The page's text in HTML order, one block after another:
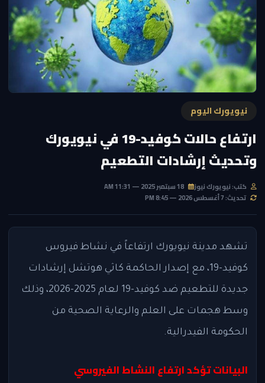
نيويورك اليوم
ارتفاع حالات كوفيد-19 في نيويورك
وتحديث إرشادات التطعيم
كتب: نيويورك نيوز
تحديث: 7 أغسطس 2026 — 8:45 PM
تشهد مدينة نيويورك ارتفاعاً في نشاط فيروس
كوفيد-19، مع إصدار الحاكمة كاثي هوتشل إرشادات
جديدة للتطعيم ضد كوفيد-19 لعام 2025-2026، وذلك
وسط هجمات على العلم والرعاية الصحية من
الحكومة الفيدرالية.
البيانات تؤكد ارتفاع النشاط الفيروسي